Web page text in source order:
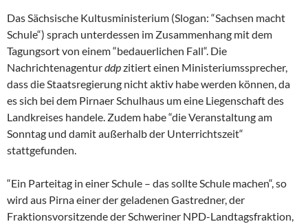
Das Sächsische Kultusministerium (Slogan: “Sachsen macht
Schule“) sprach unterdessen im Zusammenhang mit dem
Tagungsort von einem “bedauerlichen Fall“. Die
Nachrichtenagenturddpzitiert einen Ministeriumssprecher,
dass die Staatsregierung nicht aktiv habe werden können, da
es sich bei dem Pirnaer Schulhaus um eine Liegenschaft des
Landkreises handele. Zudem habe “die Veranstaltung am
Sonntag und damit außerhalb der Unterrichtszeit“
stattgefunden.
“Ein Parteitag in einer Schule – das sollte Schule machen“, so
wird aus Pirna einer der geladenen Gastredner, der
Fraktionsvorsitzende der Schweriner NPD-Landtagsfraktion,